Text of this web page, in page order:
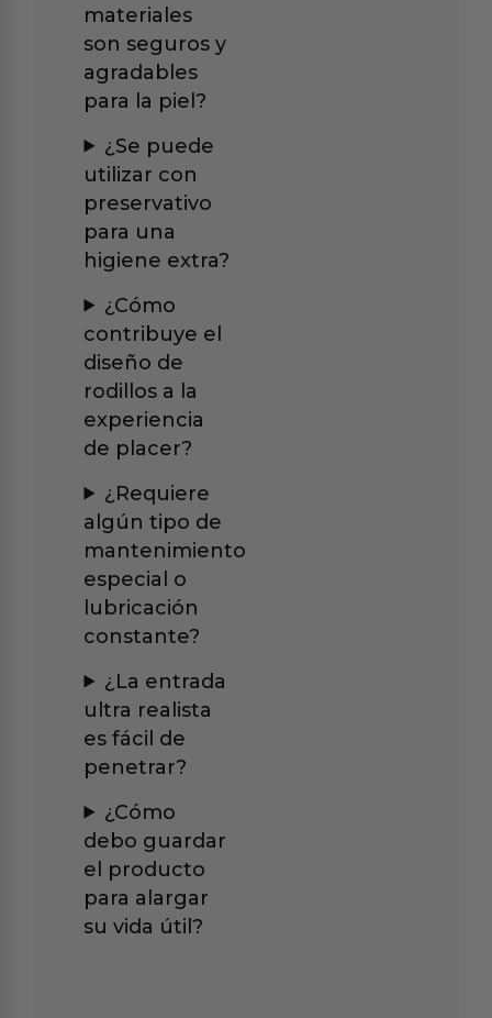
materiales
son seguros y
agradables
para la piel?
¿Se puede
utilizar con
preservativo
para una
higiene extra?
¿Cómo
contribuye el
diseño de
rodillos a la
experiencia
de placer?
¿Requiere
algún tipo de
mantenimiento
especial o
lubricación
constante?
¿La entrada
ultra realista
es fácil de
penetrar?
¿Cómo
debo guardar
el producto
para alargar
su vida útil?